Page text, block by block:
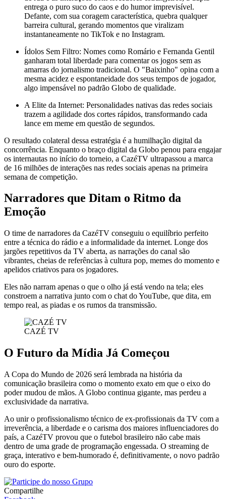
entrega o puro suco do caos e do humor imprevisível.
Defante, com sua coragem característica, quebra qualquer
barreira cultural, gerando momentos que viralizam
instantaneamente no TikTok e no Instagram.
Ídolos Sem Filtro: Nomes como Romário e Fernanda Gentil
ganharam total liberdade para comentar os jogos sem as
amarras do jornalismo tradicional. O "Baixinho" opina com a
mesma acidez e espontaneidade dos seus tempos de jogador,
algo impensável no padrão Globo de qualidade.
A Elite da Internet: Personalidades nativas das redes sociais
trazem a agilidade dos cortes rápidos, transformando cada
lance em meme em questão de segundos.
O resultado colateral dessa estratégia é a humilhação digital da
concorrência. Enquanto o braço digital da Globo penou para engajar
os internautas no início do torneio, a CazéTV ultrapassou a marca
de 16 milhões de interações nas redes sociais apenas na primeira
semana de competição.
Narradores que Ditam o Ritmo da
Emoção
O time de narradores da CazéTV conseguiu o equilíbrio perfeito
entre a técnica do rádio e a informalidade da internet. Longe dos
jargões repetitivos da TV aberta, as narrações do canal são
vibrantes, cheias de referências à cultura pop, memes do momento e
apelidos criativos para os jogadores.
Eles não narram apenas o que o olho já está vendo na tela; eles
constroem a narrativa junto com o chat do YouTube, que dita, em
tempo real, as piadas e os rumos da transmissão.
CAZÉ TV
O Futuro da Mídia Já Começou
A Copa do Mundo de 2026 será lembrada na história da
comunicação brasileira como o momento exato em que o eixo do
poder mudou de mãos. A Globo continua gigante, mas perdeu a
exclusividade da narrativa.
Ao unir o profissionalismo técnico de ex-profissionais da TV com a
irreverência, a liberdade e o carisma dos maiores influenciadores do
país, a CazéTV provou que o futebol brasileiro não cabe mais
dentro de uma grade de programação engessada. O streaming de
graça, interativo e bem-humorado é, definitivamente, o novo padrão
ouro do esporte.
Compartilhe